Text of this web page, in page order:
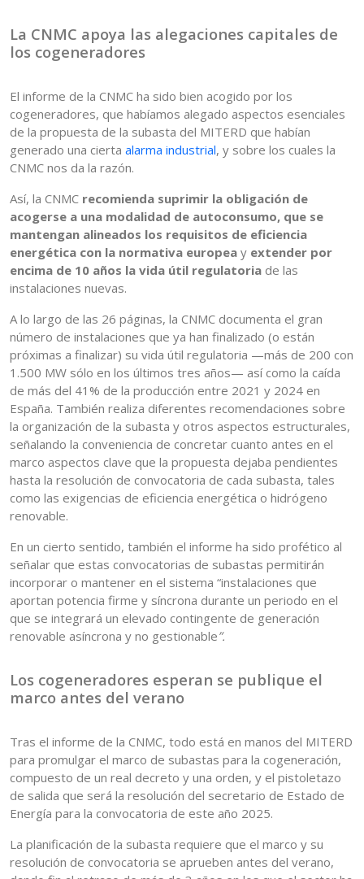
La CNMC apoya las alegaciones capitales de
los cogeneradores
El informe de la CNMC ha sido bien acogido por los
cogeneradores, que habíamos alegado aspectos esenciales
de la propuesta de la subasta del MITERD que habían
generado una cierta alarma industrial, y sobre los cuales la
CNMC nos da la razón.
Así, la CNMC recomienda suprimir la obligación de
acogerse a una modalidad de autoconsumo, que se
mantengan alineados los requisitos de eficiencia
energética con la normativa europea y extender por
encima de 10 años la vida útil regulatoria de las
instalaciones nuevas.
A lo largo de las 26 páginas, la CNMC documenta el gran
número de instalaciones que ya han finalizado (o están
próximas a finalizar) su vida útil regulatoria —más de 200 con
1.500 MW sólo en los últimos tres años— así como la caída
de más del 41% de la producción entre 2021 y 2024 en
España. También realiza diferentes recomendaciones sobre
la organización de la subasta y otros aspectos estructurales,
señalando la conveniencia de concretar cuanto antes en el
marco aspectos clave que la propuesta dejaba pendientes
hasta la resolución de convocatoria de cada subasta, tales
como las exigencias de eficiencia energética o hidrógeno
renovable.
En un cierto sentido, también el informe ha sido profético al
señalar que estas convocatorias de subastas permitirán
incorporar o mantener en el sistema “instalaciones que
aportan potencia firme y síncrona durante un periodo en el
que se integrará un elevado contingente de generación
renovable asíncrona y no gestionable”.
Los cogeneradores esperan se publique el
marco antes del verano
Tras el informe de la CNMC, todo está en manos del MITERD
para promulgar el marco de subastas para la cogeneración,
compuesto de un real decreto y una orden, y el pistoletazo
de salida que será la resolución del secretario de Estado de
Energía para la convocatoria de este año 2025.
La planificación de la subasta requiere que el marco y su
resolución de convocatoria se aprueben antes del verano,